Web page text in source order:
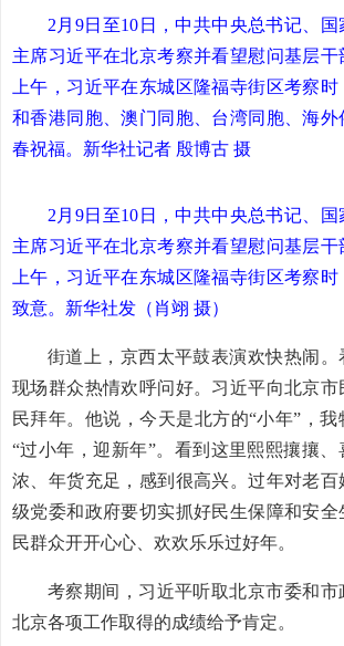
2月9日至10日，中共中央总书记、
主席习近平在北京考察并看望慰问基层干
上午，习近平在东城区隆福寺街区考察
和香港同胞、澳门同胞、台湾同胞、海
春祝福。新华社记者 殷博古 摄
2月9日至10日，中共中央总书记、
主席习近平在北京考察并看望慰问基层干
上午，习近平在东城区隆福寺街区考察
致意。新华社发（肖翊 摄）
街道上，京西太平鼓表演欢快热闹。
现场群众热情欢呼问好。习近平向北京市
民拜年。他说，今天是北方的“小年”，
“过小年，迎新年”。看到这里熙熙攘攘
浓、年货充足，感到很高兴。过年对老百
级党委和政府要切实抓好民生保障和安全
民群众开开心心、欢欢乐乐过好年。
考察期间，习近平听取北京市委和
北京各项工作取得的成绩给予肯定。